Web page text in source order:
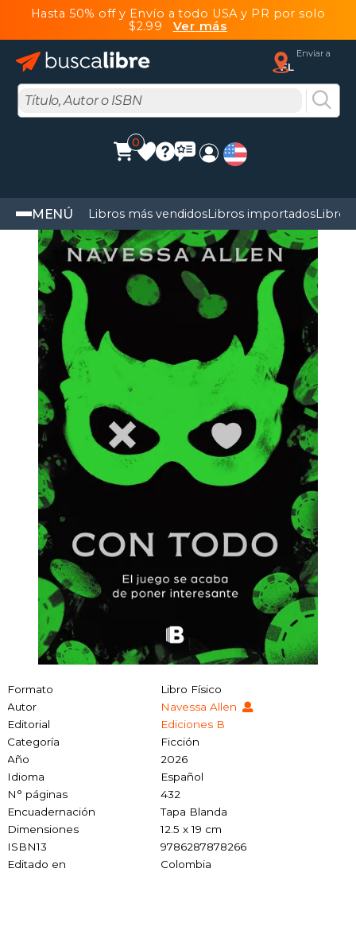
Hasta 50% off y Envío a todo USA y PR por solo
$2.99 Ver más
Enviar a
FL
0
MENÚ Libros más vendidosLibros importadosLibros
Formato
Libro Físico
Autor
Navessa Allen
Editorial
Ediciones B
Categoría
Ficción
Año
2026
Idioma
Español
N° páginas
432
Encuadernación
Tapa Blanda
Dimensiones
12.5 x 19 cm
ISBN13
9786287878266
Editado en
Colombia